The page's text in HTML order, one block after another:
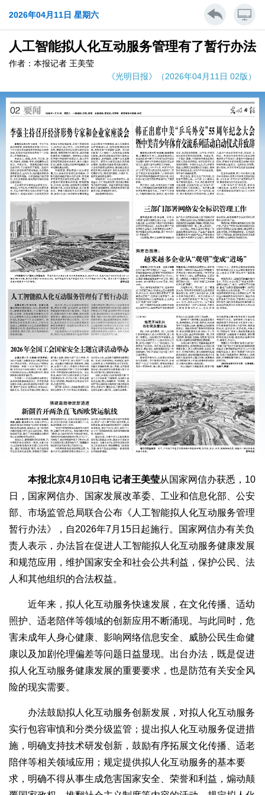
2026年04月11日 星期六
人工智能拟人化互动服务管理有了暂行办法
作者：本报记者 王美莹
《光明日报》（2026年04月11日 02版）
本报北京4月10日电 记者王美莹从国家网信办获悉，10
日，国家网信办、国家发展改革委、工业和信息化部、公安
部、市场监管总局联合公布《人工智能拟人化互动服务管理
暂行办法》，自2026年7月15日起施行。国家网信办有关负
责人表示，办法旨在促进人工智能拟人化互动服务健康发展
和规范应用，维护国家安全和社会公共利益，保护公民、法
人和其他组织的合法权益。
近年来，拟人化互动服务快速发展，在文化传播、适幼
照护、适老陪伴等领域的创新应用不断涌现。与此同时，危
害未成年人身心健康、影响网络信息安全、威胁公民生命健
康以及加剧伦理偏差等问题日益显现。出台办法，既是促进
拟人化互动服务健康发展的重要要求，也是防范有关安全风
险的现实需要。
办法鼓励拟人化互动服务创新发展，对拟人化互动服务
实行包容审慎和分类分级监管；提出拟人化互动服务促进措
施，明确支持技术研发创新，鼓励有序拓展文化传播、适老
陪伴等相关领域应用；规定提供拟人化互动服务的基本要
求，明确不得从事生成危害国家安全、荣誉和利益，煽动颠